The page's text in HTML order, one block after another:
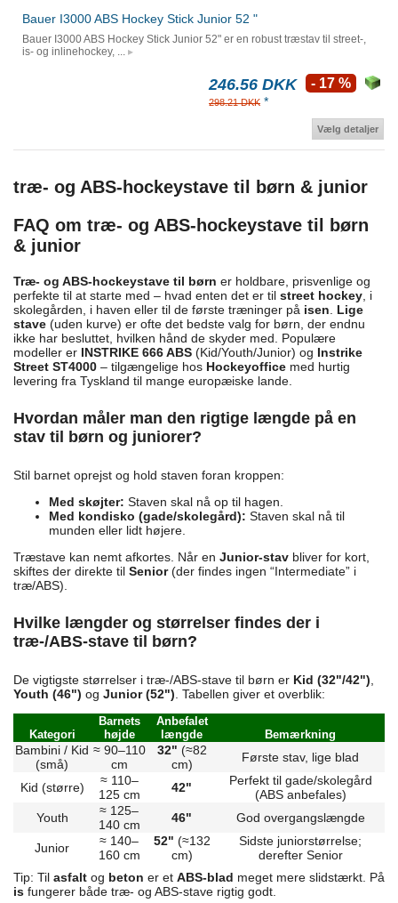
Bauer I3000 ABS Hockey Stick Junior 52 "
Bauer I3000 ABS Hockey Stick Junior 52" er en robust træstav til street-,
is- og inlinehockey, ...
246.56 DKK
298.21 DKK *
- 17 %
Vælg detaljer
træ- og ABS-hockeystave til børn & junior
FAQ om træ- og ABS-hockeystave til børn
& junior
Træ- og ABS-hockeystave til børn er holdbare, prisvenlige og
perfekte til at starte med – hvad enten det er til street hockey , i
skolegården, i haven eller til de første træninger på isen
Lige
stave (uden kurve) er ofte det bedste valg for børn, der endnu
ikke har besluttet, hvilken hånd de skyder med. Populære
modeller er INSTRIKE 666 ABS (Kid/Youth/Junior) og Instrike
Street ST4000 – tilgængelige hos Hockeyoffice med hurtig
levering fra Tyskland til mange europæiske lande.
Hvordan måler man den rigtige længde på en
stav til børn og juniorer?
Stil barnet oprejst og hold staven foran kroppen:
Med skøjter: Staven skal nå op til hagen.
Med kondisko (gade/skolegård): Staven skal nå til
munden eller lidt højere.
Træstave kan nemt afkortes. Når en Junior-stav bliver for kort,
skiftes der direkte til Senior(der findes ingen “Intermediate” i
træ/ABS).
Hvilke længder og størrelser findes der i
træ-/ABS-stave til børn?
De vigtigste størrelser i træ-/ABS-stave til børn er Kid (32"/42")
Youth (46") og Junior (52") . Tabellen giver et overblik:
Kategori
Barnets
højde
Anbefalet
længde
Bemærkning
Bambini / Kid
(små)
≈ 90–110
cm
32" (≈82
cm)
Første stav, lige blad
Kid (større)
≈ 110–
125 cm
42"
Perfekt til gade/skolegård
(ABS anbefales)
Youth
≈ 125–
140 cm
46" God overgangslængde
Junior
≈ 140–
160 cm
52" (≈132
cm)
Sidste juniorstørrelse;
derefter Senior
Tip: Til asfalt og beton er et ABS-blad meget mere slidstærkt. På
is fungerer både træ- og ABS-stave rigtig godt.